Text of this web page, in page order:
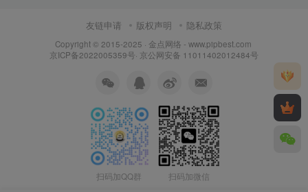
友链申请 版权声明 隐私政策
Copyright © 2015-2025 · 金点网络 - www.pipbest.com
京ICP备2022005359号· 京公网安备 11011402012484号
扫码加QQ群 扫码加微信